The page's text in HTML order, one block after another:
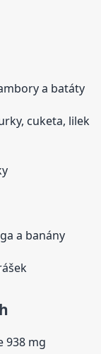
a batáty
cuketa, lilek
a banány
938 mg